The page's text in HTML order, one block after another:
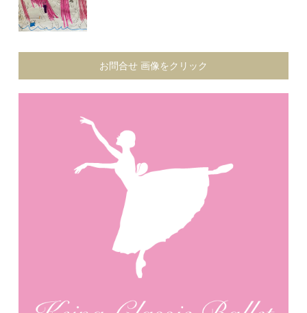
お問合せ 画像をクリック